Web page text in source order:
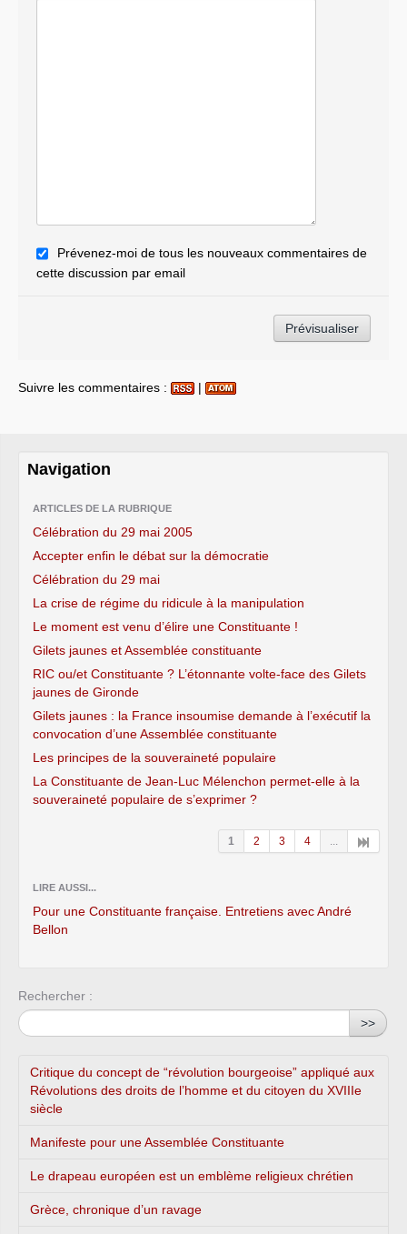
Prévenez-moi de tous les nouveaux commentaires de
cette discussion par email
Suivre les commentaires : |
Navigation
ARTICLES DE LA RUBRIQUE
Célébration du 29 mai 2005
Accepter enfin le débat sur la démocratie
Célébration du 29 mai
La crise de régime du ridicule à la manipulation
Le moment est venu d’élire une Constituante !
Gilets jaunes et Assemblée constituante
RIC ou/et Constituante ? L’étonnante volte-face des Gilets
jaunes de Gironde
Gilets jaunes : la France insoumise demande à l’exécutif la
convocation d’une Assemblée constituante
Les principes de la souveraineté populaire
La Constituante de Jean-Luc Mélenchon permet-elle à la
souveraineté populaire de s’exprimer ?
1 2 3 4 ...
LIRE AUSSI...
Pour une Constituante française. Entretiens avec André
Bellon
Rechercher :
>>
Critique du concept de “révolution bourgeoise” appliqué aux
Révolutions des droits de l’homme et du citoyen du XVIIIe
siècle
Manifeste pour une Assemblée Constituante
Le drapeau européen est un emblème religieux chrétien
Grèce, chronique d’un ravage